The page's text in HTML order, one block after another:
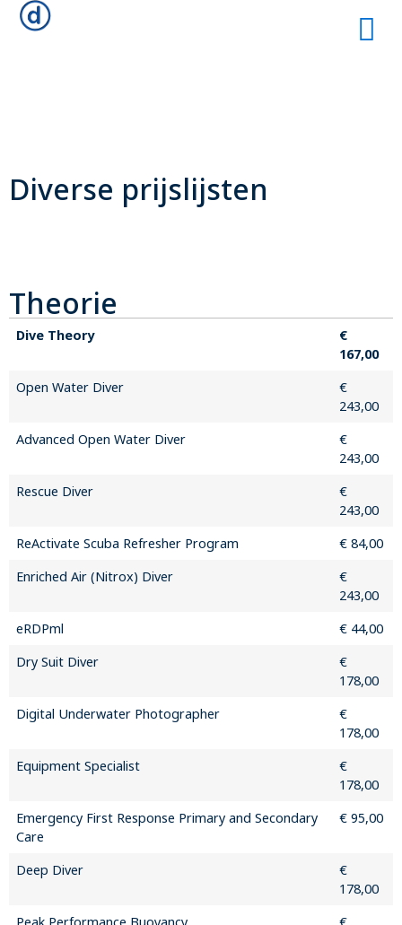
Diverse prijslijsten
Theorie
Dive Theory
€
167,00
Open Water Diver
€
243,00
Advanced Open Water Diver
€
243,00
Rescue Diver
€
243,00
ReActivate Scuba Refresher Program
€ 84,00
Enriched Air (Nitrox) Diver
€
243,00
eRDPml
€ 44,00
Dry Suit Diver
€
178,00
Digital Underwater Photographer
€
178,00
Equipment Specialist
€
178,00
Emergency First Response Primary and Secondary
Care
€ 95,00
Deep Diver
€
178,00